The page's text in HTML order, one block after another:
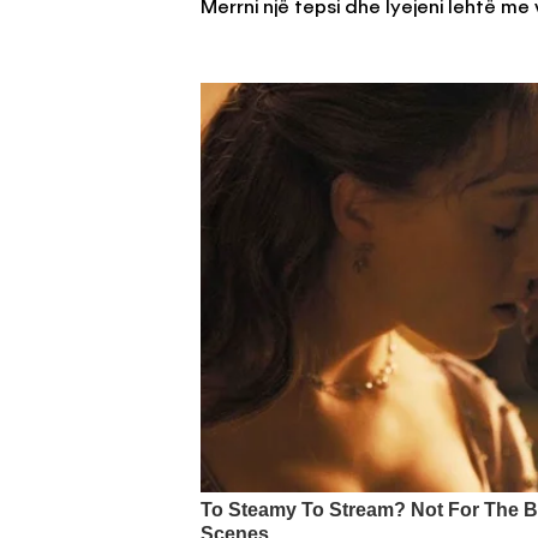
Merrni një tepsi dhe lyejeni lehtë me